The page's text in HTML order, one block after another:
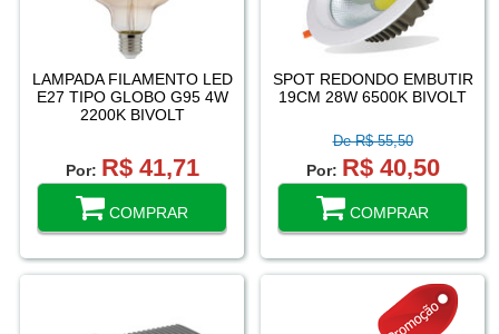
LAMPADA FILAMENTO LED
E27 TIPO GLOBO G95 4W
2200K BIVOLT
Por: R$ 41,71
COMPRAR
SPOT REDONDO EMBUTIR
19CM 28W 6500K BIVOLT
De R$ 55,50
Por: R$ 40,50
COMPRAR